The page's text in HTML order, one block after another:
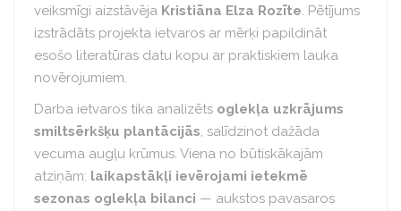
veiksmīgi aizstāvēja Kristiāna Elza Rozīte. Pētījums
izstrādāts projekta ietvaros ar mērķi papildināt
esošo literatūras datu kopu ar praktiskiem lauka
novērojumiem.
Darba ietvaros tika analizēts oglekļa uzkrājums
smiltsērkšķu plantācijās, salīdzinot dažāda
vecuma augļu krūmus. Viena no būtiskākajām
atziņām: laikapstākļi ievērojami ietekmē
sezonas oglekļa bilanci — aukstos pavasaros